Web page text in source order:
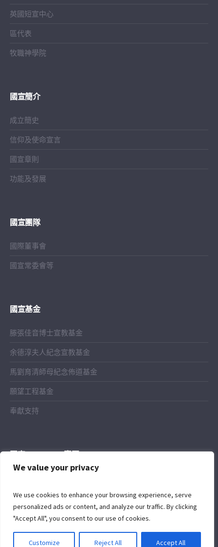
We value your privacy
We use cookies to enhance your browsing experience, serve
personalized ads or content, and analyze our traffic. By clicking
"Accept All", you consent to our use of cookies.
Customize Reject All Accept All
英國短宣中心
區代表
牧職神學院
國宣簡介
成立簡史
信仰及使命宣言
國宣章則
功能及發展
國宣團隊
國際董事會
國宣常委會等
國宣基金
滕張佳音博士宣教基金
余德淳夫人紀念宣教基金
馬劉育清師母紀念佈道基金
願望工程基金
奉獻支持